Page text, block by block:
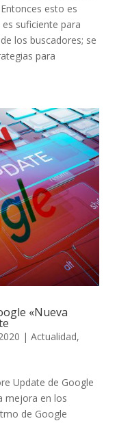
esto es
suficiente para
los buscadores; se
para
«Nueva
| Actualidad,
Update de Google
mejora en los
de Google